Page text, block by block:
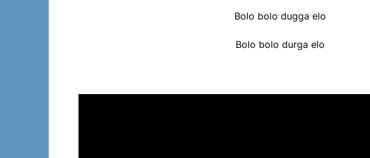
Bolo bolo dugga elo
Bolo bolo durga elo